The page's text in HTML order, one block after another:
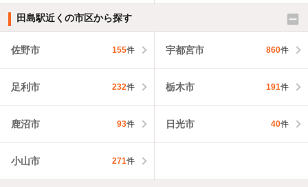
田島駅近くの市区から探す
佐野市 155件 宇都宮市 860件
足利市 232件 栃木市 191件
鹿沼市 93件 日光市 40件
小山市 271件